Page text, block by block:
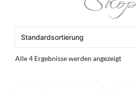
Alle 4 Ergebnisse werden angezeigt